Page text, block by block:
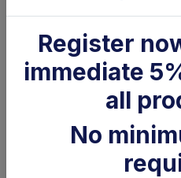
X1UA2500
Register
immediate
all
No